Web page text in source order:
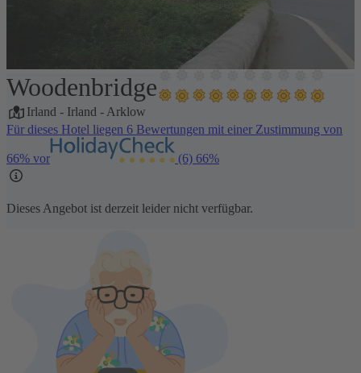
Woodenbridge
Irland - Irland -Arklow
Für dieses Hotel liegen 6 Bewertungen mit einer Zustimmung von
66% vor (6) 66%
Dieses Angebot ist derzeit leider nicht verfügbar.